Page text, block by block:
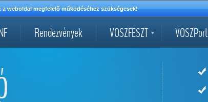
weboldal megfelelő működéséhez szükségesek!
Rendezvények VOSZFESZT VOSZPort